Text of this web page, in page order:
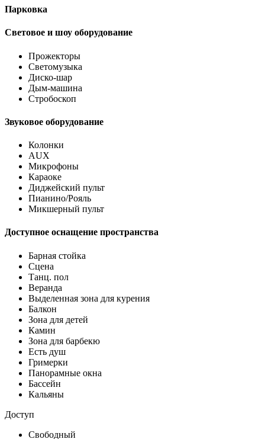
Парковка
Световое и шоу оборудование
Прожекторы
Светомузыка
Диско-шар
Дым-машина
Стробоскоп
Звуковое оборудование
Колонки
AUX
Микрофоны
Караоке
Диджейский пульт
Пианино/Рояль
Микшерный пульт
Доступное оснащение пространства
Барная стойка
Сцена
Танц. пол
Веранда
Выделенная зона для курения
Балкон
Зона для детей
Камин
Зона для барбекю
Есть душ
Гримерки
Панорамные окна
Бассейн
Кальяны
Доступ
Свободный